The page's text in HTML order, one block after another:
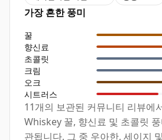
가장 흔한 풍미
꿀
향신료
초콜릿
크림
오크
시트러스
11개의 보관된 커뮤니티 리뷰에
Whiskey 꿀, 향신료 및 초콜릿
관됩니다, 그 중 우아한, 세이지